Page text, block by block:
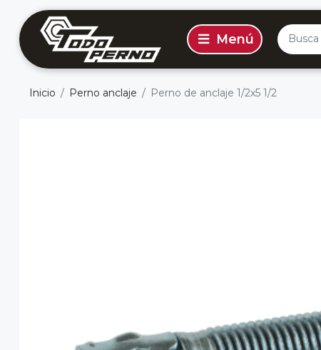
Inicio Perno anclaje Perno de anclaje 1/2x5 1/2